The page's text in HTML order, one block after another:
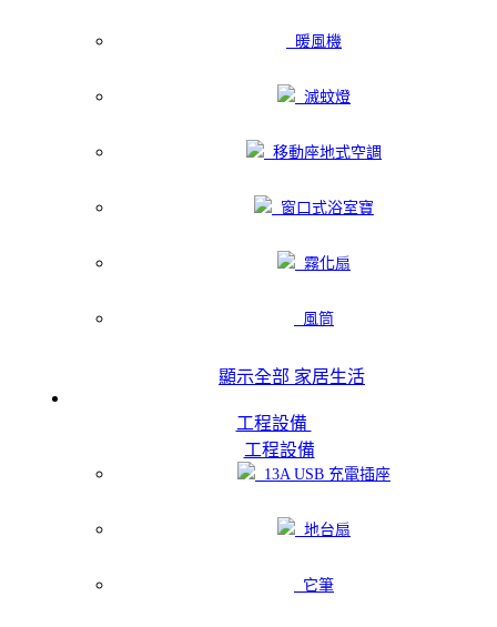
暖風機
滅蚊燈
移動座地式空調
窗口式浴室寶
霧化扇
風筒
顯示全部 家居生活
工程設備
工程設備
13A USB 充電插座
地台扇
它筆